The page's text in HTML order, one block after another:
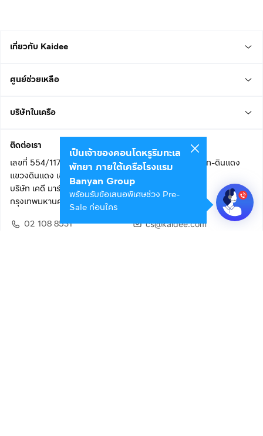
เกี่ยวกับ Kaidee
ศูนย์ช่วยเหลือ
บริษัทในเครือ
ติดต่อเรา
เลขที่ 554/117 อาคารสกายไนน์ เซ็นเตอร์ ชั้น 22 ถนนอโศก-ดินแดง
แขวงดินแดง เขตดินแดง
บริษัท เคดี มาร์เก็ตเพลส จำกัด (สำนักงานใหญ่)
กรุงเทพมหานคร 10400
02 108 8531
cs@kaidee.com
เป็นเจ้าของคอนโดหรูริมทะเล
พัทยา ภายใต้เครือโรงแรม
Banyan Group
พร้อมรับข้อเสนอพิเศษช่วง Pre-
Sale ก่อนใคร